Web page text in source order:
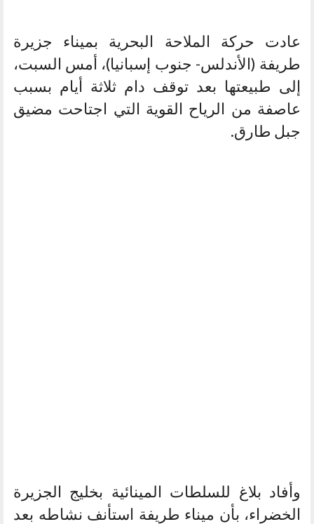
عادت حركة الملاحة البحرية بميناء جزيرة
طريفة (الأندلس- جنوب إسبانيا)، أمس السبت،
إلى طبيعتها بعد توقف دام ثلاثة أيام بسبب
عاصفة من الرياح القوية التي اجتاحت مضيق
جبل طارق.
وأفاد بلاغ للسلطات المينائية بخليج الجزيرة
الخضراء، بأن ميناء طريفة استأنف نشاطه بعد